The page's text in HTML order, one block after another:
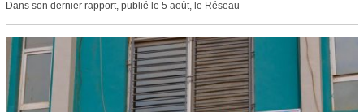
Dans son dernier rapport, publié le 5 août, le Réseau